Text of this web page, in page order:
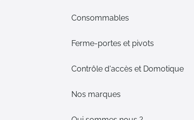
Consommables
Ferme-portes et pivots
Contrôle d'accès et Domotique
Nos marques